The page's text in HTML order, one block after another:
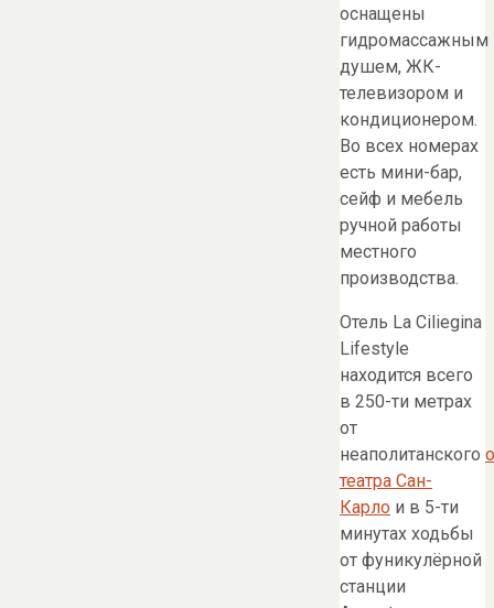
оснащены
гидромассажным
душем, ЖК-
телевизором и
кондиционером.
Во всех номерах
есть мини-бар,
сейф и мебель
ручной работы
местного
производства.
Отель La Ciliegina
Lifestyle
находится всего
в 250-ти метрах
от
неаполитанского
театра Сан-
Карло и в 5-ти
минутах ходьбы
от фуникулёрной
станции